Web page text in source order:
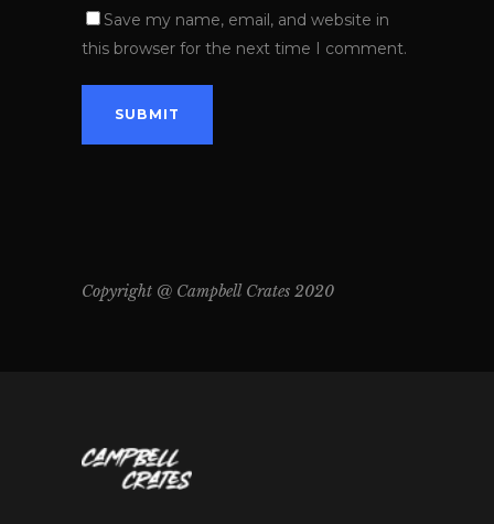
Save my name, email, and website in
this browser for the next time I comment.
Copyright @ Campbell Crates 2020